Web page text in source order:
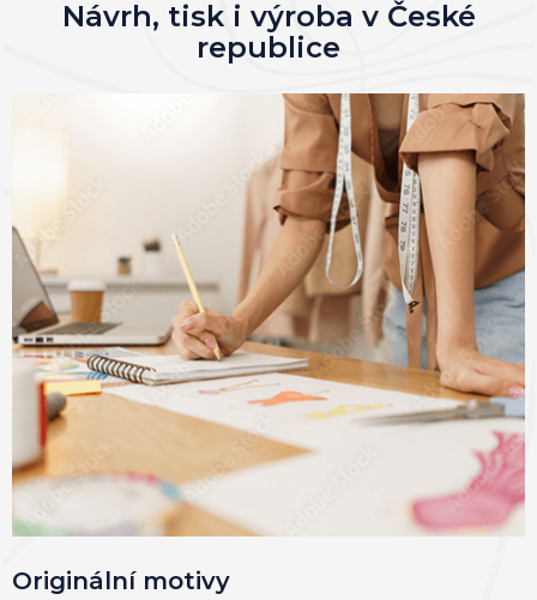
Návrh, tisk i výroba v České
republice
Originální motivy